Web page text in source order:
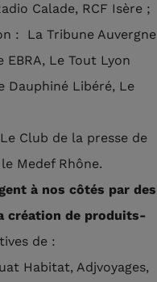
Calade, RCF Isère ;
: La Tribune Auvergne
EBRA, Le Tout Lyon
Dauphiné Libéré, Le
Club de la presse de
Medef Rhône.
à nos côtés par des
création de produits-
de :
Habitat, Adjvoyages,